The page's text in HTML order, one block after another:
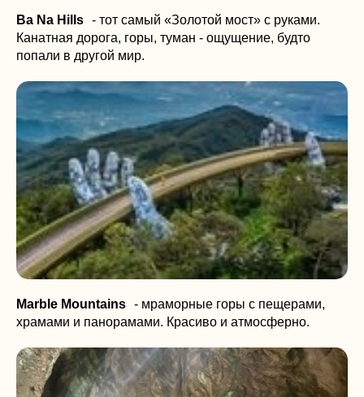
Ba Na Hills - тот самый «Золотой мост» с руками.
Канатная дорога, горы, туман - ощущение, будто
попали в другой мир.
Marble Mountains - мраморные горы с пещерами,
храмами и панорамами. Красиво и атмосферно.